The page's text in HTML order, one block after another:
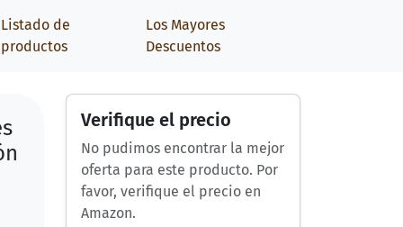
Listado de
productos
Los Mayores
Descuentos
Verifique el precio
No pudimos encontrar la mejor
oferta para este producto. Por
favor, verifique el precio en
Amazon.